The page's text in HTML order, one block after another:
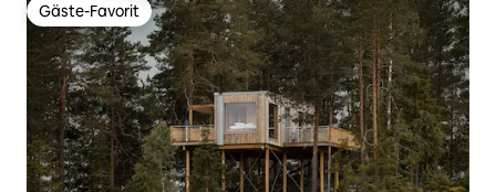
Gäste-Favorit
Gäste-Favorit